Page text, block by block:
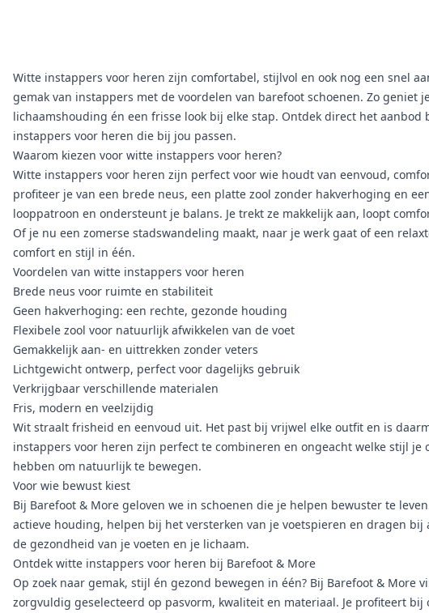
Witte instappers voor heren zijn comfortabel, stijlvol en ook nog een snel
gemak van instappers met de voordelen van barefoot schoenen. Zo geniet
lichaamshouding én een frisse look bij elke stap. Ontdek direct het
instappers voor heren die bij jou passen.
Waarom kiezen voor witte instappers voor heren?
Witte instappers voor heren zijn perfect voor wie houdt van eenvoud,
profiteer je van een brede neus, een platte zool zonder hakverhoging en
looppatroon en ondersteunt je balans. Je trekt ze makkelijk aan, loopt
Of je nu een zomerse stadswandeling maakt, naar je werk gaat of een
comfort en stijl in één.
Voordelen van witte instappers voor heren
Brede neus voor ruimte en stabiliteit
Geen hakverhoging: een rechte, gezonde houding
Flexibele zool voor natuurlijk afwikkelen van de voet
Gemakkelijk aan- en uittrekken zonder veters
Lichtgewicht ontwerp, perfect voor dagelijks gebruik
Verkrijgbaar verschillende materialen
Fris, modern en veelzijdig
Wit straalt frisheid en eenvoud uit. Het past bij vrijwel elke outfit en is
instappers voor heren zijn perfect te combineren en ongeacht welke stijl
hebben om natuurlijk te bewegen.
Voor wie bewust kiest
Bij Barefoot & More geloven we in schoenen die je helpen bewuster te
actieve houding, helpen bij het versterken van je voetspieren en dragen
de gezondheid van je voeten en je lichaam.
Ontdek witte instappers voor heren bij Barefoot & More
Op zoek naar gemak, stijl én gezond bewegen in één? Bij Barefoot & More
zorgvuldig geselecteerd op pasvorm, kwaliteit en materiaal. Je profiteert bij